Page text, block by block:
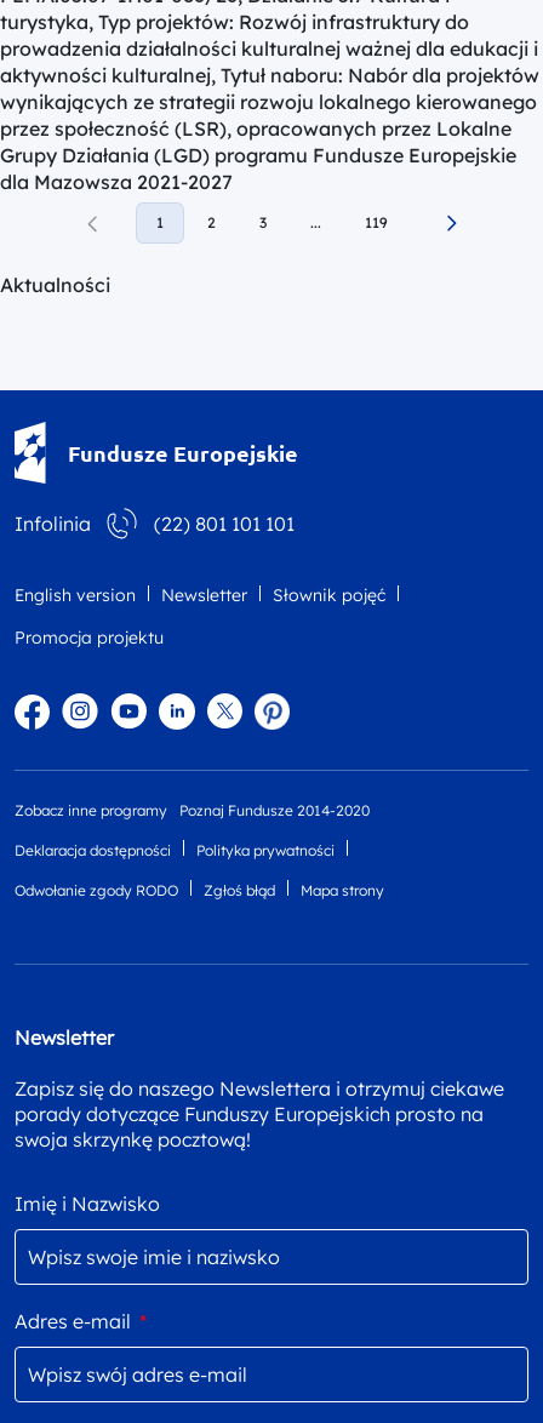
turystyka, Typ projektów: Rozwój infrastruktury do
prowadzenia działalności kulturalnej ważnej dla edukacji i
aktywności kulturalnej, Tytuł naboru: Nabór dla projektów
wynikających ze strategii rozwoju lokalnego kierowanego
przez społeczność (LSR), opracowanych przez Lokalne
Grupy Działania (LGD) programu Fundusze Europejskie
dla Mazowsza 2021-2027
1 2 3 ... 119
Aktualności
Fundusze Europejskie
Infolinia (22) 801 101 101
English version Newsletter
Słownik pojęć
Promocja projektu
FacebookInstagram
YouTubeLinkedintwitterPinterest
Zobacz inne programy Poznaj Fundusze 2014-2020
Deklaracja dostępności Polityka prywatności
Odwołanie zgody RODO Zgłoś błąd Mapa strony
Newsletter
Zapisz się do naszego Newslettera i otrzymuj ciekawe
porady dotyczące Funduszy Europejskich prosto na
swoja skrzynkę pocztową!
Imię i Nazwisko
Adres e-mail *